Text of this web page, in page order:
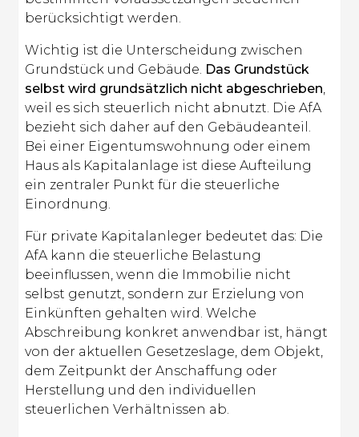
berücksichtigt werden.
Wichtig ist die Unterscheidung zwischen
Grundstück und Gebäude. Das Grundstück
selbst wird grundsätzlich nicht abgeschrieben,
weil es sich steuerlich nicht abnutzt. Die AfA
bezieht sich daher auf den Gebäudeanteil.
Bei einer Eigentumswohnung oder einem
Haus als Kapitalanlage ist diese Aufteilung
ein zentraler Punkt für die steuerliche
Einordnung.
Für private Kapitalanleger bedeutet das: Die
AfA kann die steuerliche Belastung
beeinflussen, wenn die Immobilie nicht
selbst genutzt, sondern zur Erzielung von
Einkünften gehalten wird. Welche
Abschreibung konkret anwendbar ist, hängt
von der aktuellen Gesetzeslage, dem Objekt,
dem Zeitpunkt der Anschaffung oder
Herstellung und den individuellen
steuerlichen Verhältnissen ab.